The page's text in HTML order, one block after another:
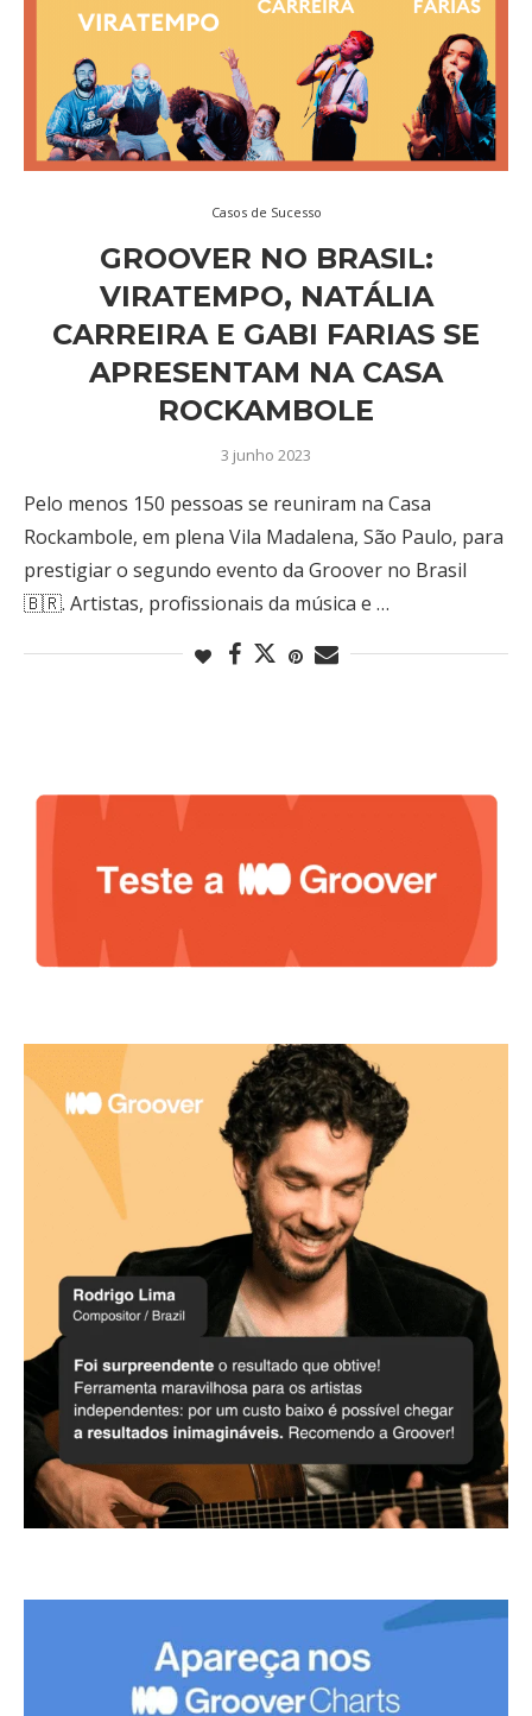
Casos de Sucesso
GROOVER NO BRASIL:
VIRATEMPO, NATÁLIA
CARREIRA E GABI FARIAS SE
APRESENTAM NA CASA
ROCKAMBOLE
3 junho 2023
Pelo menos 150 pessoas se reuniram na Casa
Rockambole, em plena Vila Madalena, São Paulo, para
prestigiar o segundo evento da Groover no Brasil
🇧🇷. Artistas, profissionais da música e …